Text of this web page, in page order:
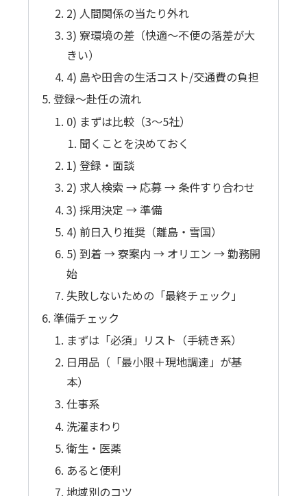
2) 人間関係の当たり外れ
3) 寮環境の差（快適〜不便の落差が大
きい）
4) 島や田舎の生活コスト/交通費の負担
登録〜赴任の流れ
0) まずは比較（3〜5社）
聞くことを決めておく
1) 登録・面談
2) 求人検索 → 応募 → 条件すり合わせ
3) 採用決定 → 準備
4) 前日入り推奨（離島・雪国）
5) 到着 → 寮案内 → オリエン → 勤務開
始
失敗しないための「最終チェック」
準備チェック
まずは「必須」リスト（手続き系）
日用品（「最小限＋現地調達」が基
本）
仕事系
洗濯まわり
衛生・医薬
あると便利
地域別のコツ